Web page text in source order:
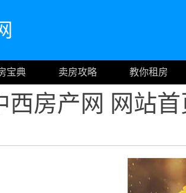
宝典 卖房攻略 教你租房
西房产网 网站